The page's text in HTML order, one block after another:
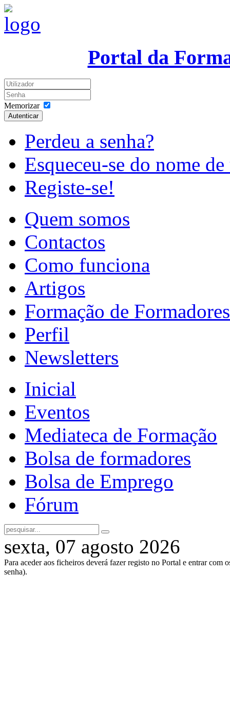
Portal da
Memorizar
Autenticar
Perdeu a senha?
Esqueceu-se do nome
Registe-se!
Quem somos
Contactos
Como funciona
Artigos
Formação de Formadores
Perfil
Newsletters
Inicial
Eventos
Mediateca de Formação
Bolsa de formadores
Bolsa de Emprego
Fórum
sexta, 07 agosto 2026
Para aceder aos ficheiros deverá fazer registo no Portal e entrar com
senha).